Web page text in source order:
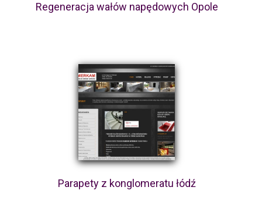
Regeneracja wałów napędowych Opole
Parapety z konglomeratu łódź